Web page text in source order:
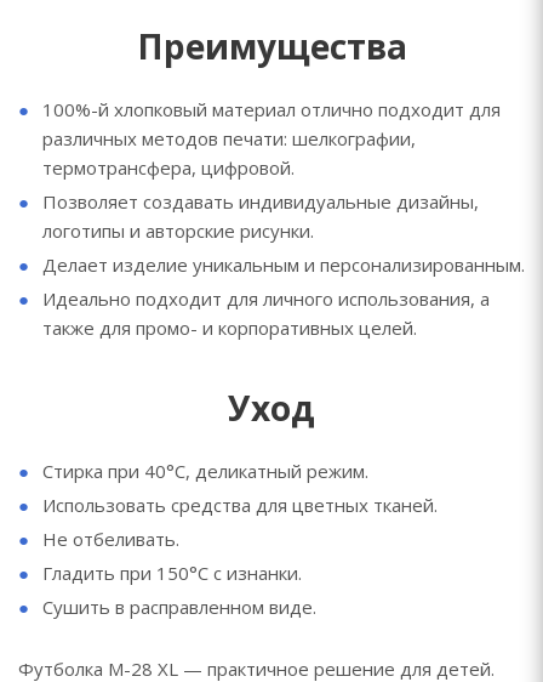
Преимущества
100%-й хлопковый материал отлично подходит для
различных методов печати: шелкографии,
термотрансфера, цифровой.
Позволяет создавать индивидуальные дизайны,
логотипы и авторские рисунки.
Делает изделие уникальным и персонализированным.
Идеально подходит для личного использования, а
также для промо- и корпоративных целей.
Уход
Стирка при 40°C, деликатный режим.
Использовать средства для цветных тканей.
Не отбеливать.
Гладить при 150°C с изнанки.
Сушить в расправленном виде.
Футболка M-28 XL — практичное решение для детей.